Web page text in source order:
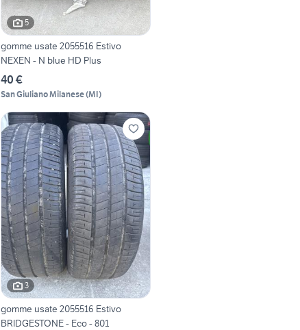
5
gomme usate 2055516 Estivo
NEXEN - N blue HD Plus
40 €
San Giuliano Milanese(MI)
3
gomme usate 2055516 Estivo
BRIDGESTONE - Eco - 801